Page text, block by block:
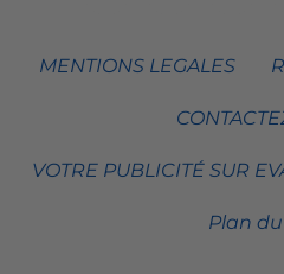
MENTIONS LEGALES
VOTRE PUBLICITÉ SUR
Plan